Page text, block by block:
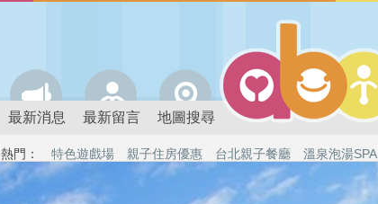
最新消息 最新留言 地圖搜尋
熱門： 特色遊戲場 親子住房優惠 台北親子餐廳 溫泉泡湯SPA